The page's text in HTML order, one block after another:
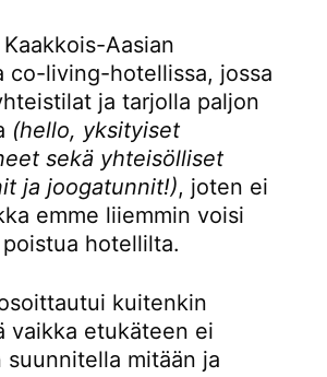
Aasian
co-living-hotellissa, jossa
ja tarjolla paljon
(hello, yksityiset
sekä yhteisölliset
ja joogatunnit!), joten ei
emme liiemmin voisi
hotellilta.
kuitenkin
vaikka etukäteen ei
suunnitella mitään ja